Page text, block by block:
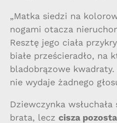
„Matka siedzi na
nogami otacza
Resztę jego ciała
białe prześcieradło, na
bladobrązowe
nie wydaje żadnego
Dziewczynka
brata, lecz cisza